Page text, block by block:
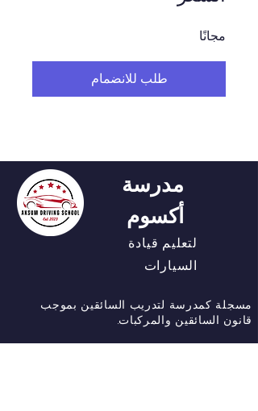
مجانًا
طلب للانضمام
مدرسة
أكسوم
لتعليم قيادة
السيارات
مسجلة كمدرسة لتدريب السائقين بموجب
قانون السائقين والمركبات.